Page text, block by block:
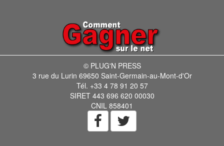
© PLUG'N PRESS
3 rue du Lurin 69650 Saint-Germain-au-Mont-d'Or
Tél. +33 4 78 91 20 57
SIRET 443 696 620 00030
CNIL 858401